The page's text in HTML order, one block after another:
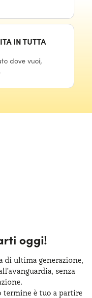
IN TUTTA
dove vuoi,
oggi!
di ultima generazione,
senza
.
termine è tuo a partire